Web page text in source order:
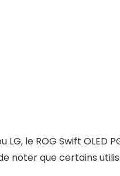
le ROG Swift OLED
noter que certains